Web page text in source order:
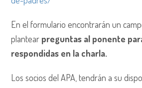
En el formulario encontrarán un
plantear preguntas al ponente
respondidas en la charla.
Los socios del APA, tendrán a su